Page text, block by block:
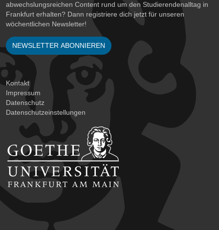
abwechslungsreichen Content rund um den Studierendenalltag in
Frankfurt erhalten? Dann registriere dich jetzt für unseren
wöchentlichen Newsletter!
NEWSLETTER ABONNIEREN
Kontakt
Impressum
Datenschutz
Datenschutzeinstellungen